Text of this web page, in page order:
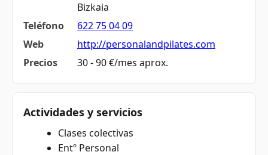
Bizkaia
Teléfono
622 75 04 09
Web
http://personalandpilates.com
Precios
30 - 90 €/mes aprox.
Actividades y servicios
Clases colectivas
Entº Personal